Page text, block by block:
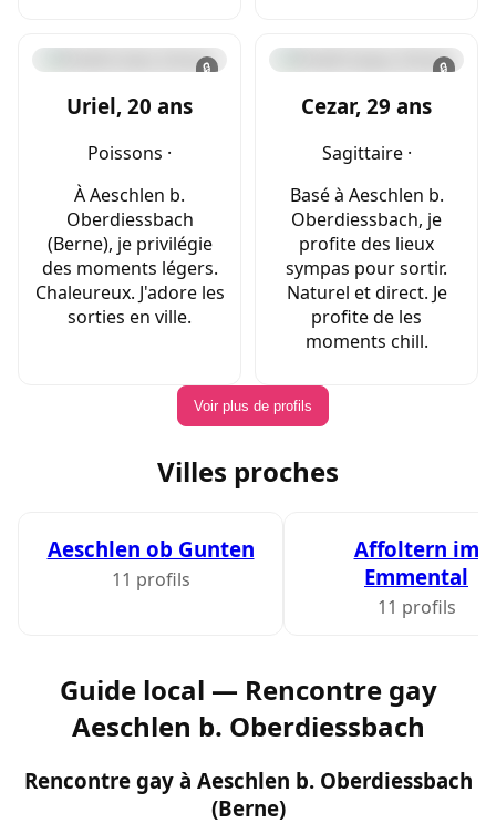
🔒
Uriel, 20 ans
Poissons ·
À Aeschlen b.
Oberdiessbach
(Berne), je privilégie
des moments légers.
Chaleureux. J'adore les
sorties en ville.
🔒
Cezar, 29 ans
Sagittaire ·
Basé à Aeschlen b.
Oberdiessbach, je
profite des lieux
sympas pour sortir.
Naturel et direct. Je
profite de les
moments chill.
Voir plus de profils
Villes proches
Aeschlen ob Gunten
11 profils
Affoltern im
Emmental
11 profils
Guide local — Rencontre gay
Aeschlen b. Oberdiessbach
Rencontre gay à Aeschlen b. Oberdiessbach
(Berne)